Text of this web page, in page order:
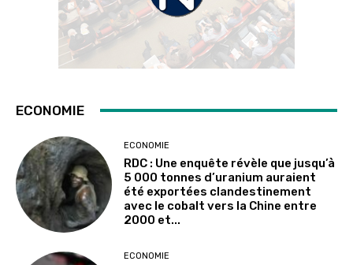
ECONOMIE
ECONOMIE
RDC : Une enquête révèle que jusqu’à
5 000 tonnes d’uranium auraient
été exportées clandestinement
avec le cobalt vers la Chine entre
2000 et...
ECONOMIE